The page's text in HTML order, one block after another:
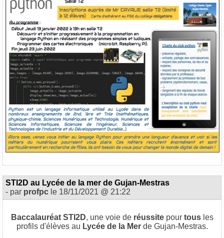
STI2D au Lycée de la mer de Gujan-Mestras
- par profpc le 18/11/2021 @ 21:22
Baccalauréat STI2D, une voie de réussitepour tousles
profils d'élèves au Lycée de la Merde Gujan-Mestras.